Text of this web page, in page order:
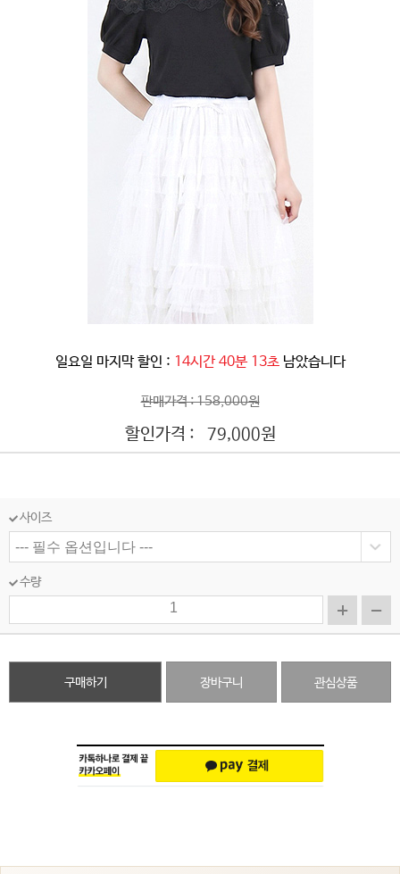
일요일 마지막 할인 : 14시간 40분 10초 남았습니다
판매가격 : 158,000원
할인가격 : 79,000원
사이즈
수량
구매하기 장바구니 관심상품